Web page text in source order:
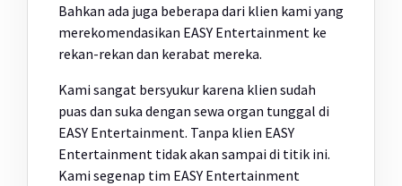
Bahkan ada juga beberapa dari klien kami yang
merekomendasikan EASY Entertainment ke
rekan-rekan dan kerabat mereka.
Kami sangat bersyukur karena klien sudah
puas dan suka dengan sewa organ tunggal di
EASY Entertainment. Tanpa klien EASY
Entertainment tidak akan sampai di titik ini.
Kami segenap tim EASY Entertainment